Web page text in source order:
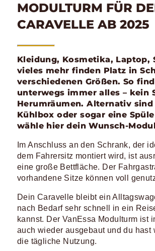
MODULTURM FÜR
CARAVELLE AB 2025
Kleidung, Kosmetika, Laptop,
vieles mehr finden Platz in
verschiedenen Größen. So
unterwegs immer alles – kein
Herumräumen. Alternativ sind
Kühlbox oder sogar eine
wähle hier dein Wunsch-
Im Anschluss an den Schrank, der
dem Fahrersitz montiert wird, ist
eine große Bettfläche. Der
vorhandene Sitze können voll
Dein Caravelle bleibt ein
nach Bedarf sehr schnell in ein
kannst. Der VanEssa Modulturm ist
auch wieder ausgebaut und du hast
die tägliche Nutzung.